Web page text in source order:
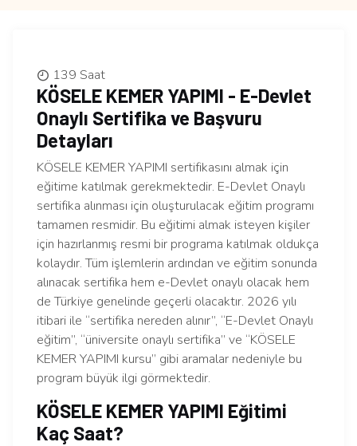
139 Saat
KÖSELE KEMER YAPIMI - E-Devlet
Onaylı Sertifika ve Başvuru
Detayları
KÖSELE KEMER YAPIMI sertifikasını almak için
eğitime katılmak gerekmektedir. E-Devlet Onaylı
sertifika alınması için oluşturulacak eğitim programı
tamamen resmidir. Bu eğitimi almak isteyen kişiler
için hazırlanmış resmi bir programa katılmak oldukça
kolaydır. Tüm işlemlerin ardından ve eğitim sonunda
alınacak sertifika hem e-Devlet onaylı olacak hem
de Türkiye genelinde geçerli olacaktır. 2026 yılı
itibari ile “sertifika nereden alınır”, “E-Devlet Onaylı
eğitim”, “üniversite onaylı sertifika” ve “KÖSELE
KEMER YAPIMI kursu” gibi aramalar nedeniyle bu
program büyük ilgi görmektedir.
KÖSELE KEMER YAPIMI Eğitimi
Kaç Saat?